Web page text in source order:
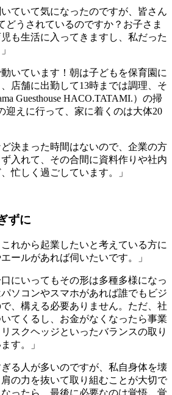
私もなんとかなっています。子どもが
たくさんあります。お店をやってい
業がどんどん規模を拡大していく時
求める時代へ変わってきているのは
」
ェンダー平等」の実現に向け、横浜
回のSDGsシンポジウム。起業を志
ドルを改めて認識する一方で、起業
さんやパネリストからの力強い言葉
ら文化にまで落とし込まれなければ
わらず、起業をひとつの手段として
雰囲気が社会に行き渡るために、一
ート, ローカルグッドニュース,ロー
検索
移動フォーラム「移動の先」の笑顔